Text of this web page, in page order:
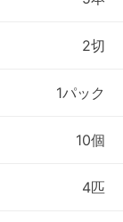
2切
1パック
10個
4匹